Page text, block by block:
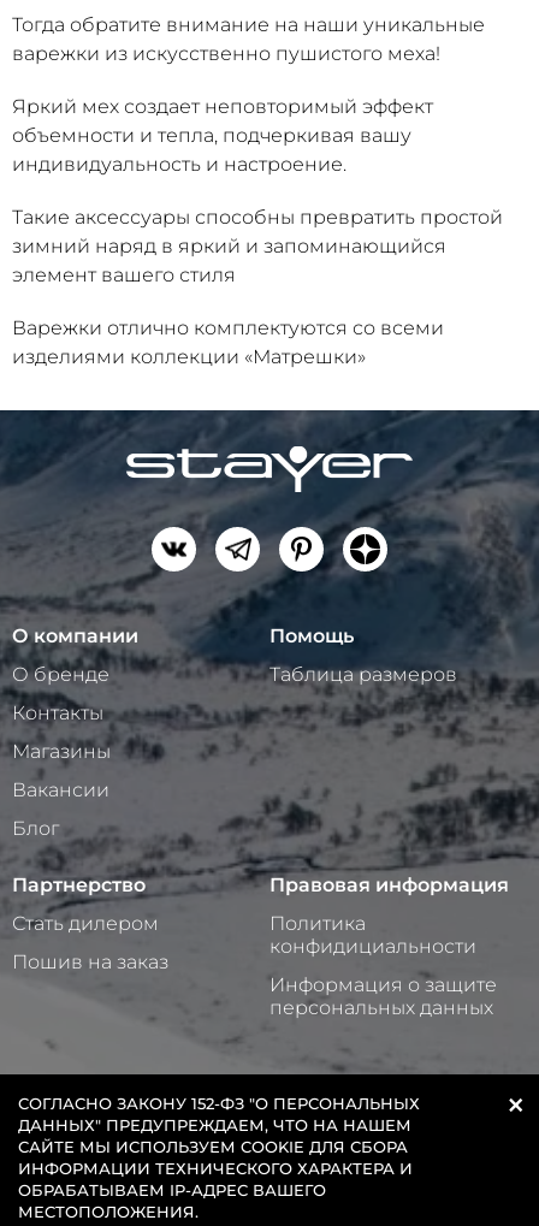
Тогда обратите внимание на наши уникальные
варежки из искусственно пушистого меха!
Яркий мех создает неповторимый эффект
объемности и тепла, подчеркивая вашу
индивидуальность и настроение.
Такие аксессуары способны превратить простой
зимний наряд в яркий и запоминающийся
элемент вашего стиля
Варежки отлично комплектуются со всеми
изделиями коллекции «Матрешки»
О компании
О бренде
Контакты
Магазины
Вакансии
Блог
Помощь
Таблица размеров
Партнерство
Стать дилером
Пошив на заказ
Правовая информация
Политика
конфидициальности
Информация о защите
персональных данных
2025 © ООО «ИНТЕРНЕТ-МАГАЗИН СТАЙЕР»
+7 (939) 999-85-90 С 9:00 ДО 18:00 (МСК)
СОГЛАСНО ЗАКОНУ 152-ФЗ "О ПЕРСОНАЛЬНЫХ
ДАННЫХ" ПРЕДУПРЕЖДАЕМ, ЧТО НА НАШЕМ
САЙТЕ МЫ ИСПОЛЬЗУЕМ COOKIE ДЛЯ СБОРА
ИНФОРМАЦИИ ТЕХНИЧЕСКОГО ХАРАКТЕРА И
ОБРАБАТЫВАЕМ IP-АДРЕС ВАШЕГО
МЕСТОПОЛОЖЕНИЯ.
×